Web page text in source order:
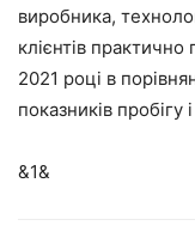
виробника,
клієнтів
2021 році в
показників пробігу
&1&